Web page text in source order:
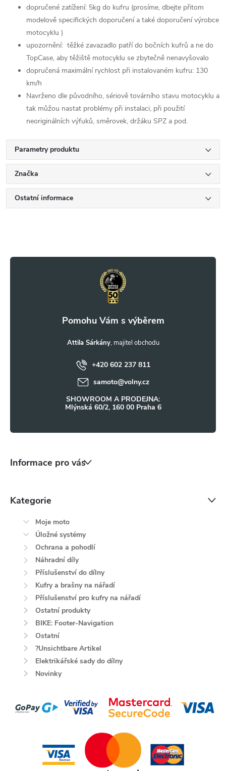
dopručené zatížení: 5kg do kufru (prosíme, dbejte přitom
modelově specifických doporučení a také doporučení výrobce
motocyklu )
upozornění: těžké zavazadlo patří do bočních kufrů a ne do
TopCase, aby těžiště motocyklu se zbytečně nenavyšovalo
dopručená maximální rychlost při instalovaném kufru: 130
km/h
Navrženo dle původního, sériově továrního stavu motocyklu a
tak můžou nastat problémy při instalaci, při použití
neoriginálních výfuků, směrovek, držáku SPZ a pod.
Parametry produktu
Značka
Ostatní informace
Attila Sárkány
+420 602 237 811
samoto@volny.cz
SHOWROOM A PRODEJNA:
Mlýnská 60/2, 160 00 Praha 6
Informace pro vás
Kategorie
Moje moto
Úložné systémy
Ochrana a pohodlí
Náhradní díly
Příslušenství do dílny
Kufry a brašny na nářadí
Příslušenství pro kufry na nářadí
Ostatní produkty
BIKE: Footer-Navigation
Ostatní
?Unsichtbare Artikel
Elektrikářské sady do dílny
Novinky